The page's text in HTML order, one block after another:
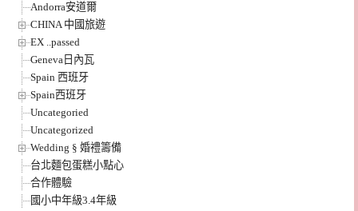
Andorra安道爾
CHINA 中國旅遊
EX ..passed
Geneva日內瓦
Spain 西班牙
Spain西班牙
Uncategoried
Uncategorized
Wedding § 婚禮籌備
台北麵包蛋糕小點心
合作體驗
國小中年級3.4年級